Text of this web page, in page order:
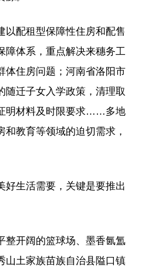
以配租型保障性住房和配售
障体系，重点解决来穗务工
体住房问题；河南省洛阳市
随迁子女入学政策，清理取
明材料及时限要求……多地
和教育等领域的迫切需求，
好生活需要，关键是要推出
整开阔的篮球场、墨香氤氲
土家族苗族自治县隘口镇